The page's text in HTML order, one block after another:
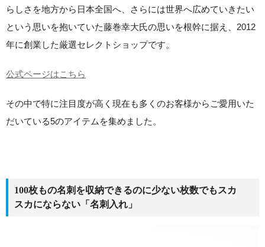
らしさを地方から日本全国へ、さらには世界へ広めていきたい
という思いを抱いていた藤巻幸大氏の思いを根幹に据え、2012
年に創業した厳選セレクトショップです。
公式ページはこちら
その中で特に注目度が高く現在も多くのお客様からご愛用いた
だいている5のアイテムを集めました。
100枚もの名刺を収納できるのに少ない枚数でもスカ
スカにならない「名刺入れ」